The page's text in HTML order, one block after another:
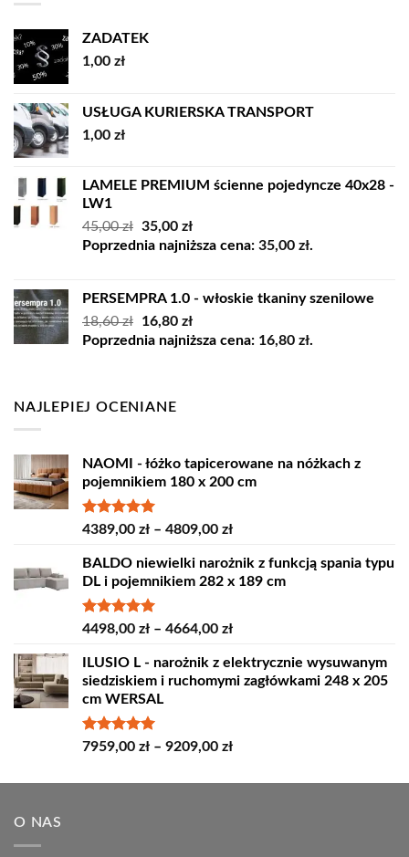
ZADATEK
1,00 zł
USŁUGA KURIERSKA TRANSPORT
1,00 zł
LAMELE PREMIUM ścienne pojedyncze 40x28 -
LW1
45,00zł Pierwotna
cena
35,00 złAktualna
cena
Poprzednia najniższa cena: 35,00 zł.
PERSEMPRA 1.0 - włoskie tkaniny szenilowe
18,60zł
Pierwotna
cena
16,80 złAktualna
cena
Poprzednia najniższa cena: 16,80 zł.
NAJLEPIEJ OCENIANE
NAOMI - łóżko tapicerowane na nóżkach z
pojemnikiem 180 x 200 cm
Oceniono
4389,00 zł – 4809,00 złZakres
od
4389,00 zł
4809,00 zł
BALDO niewielki narożnik z funkcją spania typu
DL i pojemnikiem 282 x 189 cm
Oceniono
4498,00 zł – 4664,00 złZakres
od
4498,00 zł
ILUSIO L - narożnik z elektrycznie wysuwanym
siedziskiem i ruchomymi zagłówkami 248 x 205
cm WERSAL
Oceniono
7959,00 zł – 9209,00 złZakres
od
O NAS